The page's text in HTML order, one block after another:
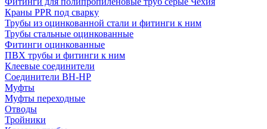
Краны PPR под сварку
Трубы из оцинкованной стали и фитинги к ним
Трубы стальные оцинкованные
Фитинги оцинкованные
ПВХ трубы и фитинги к ним
Клеевые соединители
Соединители ВН-НР
Муфты
Муфты переходные
Отводы
Тройники